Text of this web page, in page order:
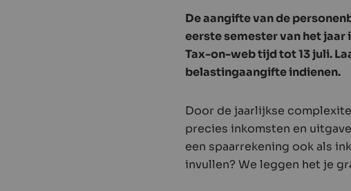
De aangifte van de
eerste semester van het jaar
Tax-on-web tijd tot 13 juli.
belastingaangifte indienen.
Door de jaarlijkse
precies inkomsten en
een spaarrekening ook als
invullen? We leggen het je